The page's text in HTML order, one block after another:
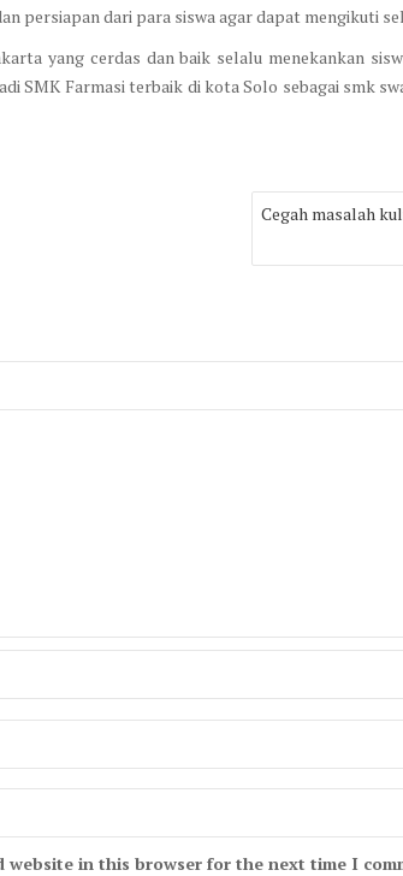
persiapan dari para siswa agar dapat mengikuti
yang cerdas dan baik selalu menekankan
SMK Farmasi terbaik di kota Solo sebagai smk
Cegah masalah
website in this browser for the next time I